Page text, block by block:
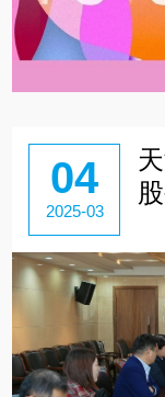
04
2025-03